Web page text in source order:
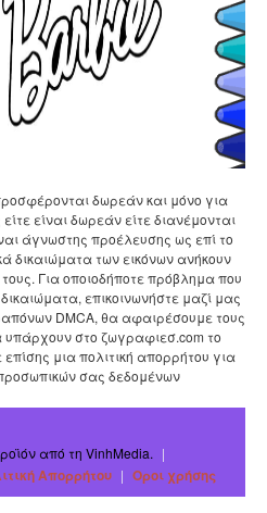
δωρεάν και μόνο για
είναι δωρεάν είτε διανέμονται
άγνωστης προέλευσης ως επί το
δικαιώματα των εικόνων ανήκουν
Για οποιοδήποτε πρόβλημα που
επικοινωνήστε μαζί μας
DMCA, θα αφαιρέσουμε τους
υπάρχουν στο ζωγραφιεσ.com το
μια πολιτική απορρήτου για
σας δεδομένων
από τη VinhMedia. |
Απορρήτου | Οροι χρήσης